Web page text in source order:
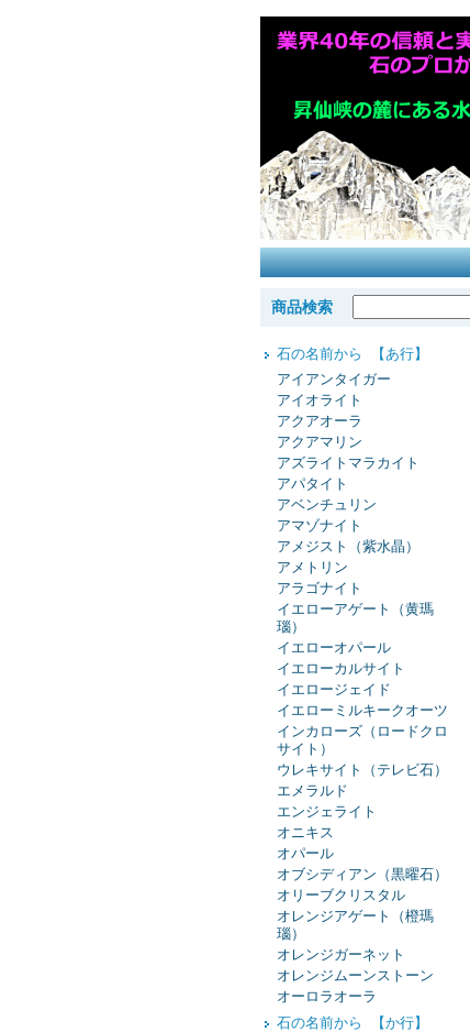
商品検索
石の名前から 【あ行】
アイアンタイガー
アイオライト
アクアオーラ
アクアマリン
アズライトマラカイト
アパタイト
アベンチュリン
アマゾナイト
アメジスト（紫水晶）
アメトリン
アラゴナイト
イエローアゲート（黄瑪
瑙）
イエローオパール
イエローカルサイト
イエロージェイド
イエローミルキークオーツ
インカローズ（ロードクロ
サイト）
ウレキサイト（テレビ石）
エメラルド
エンジェライト
オニキス
オパール
オブシディアン（黒曜石）
オリーブクリスタル
オレンジアゲート（橙瑪
瑙）
オレンジガーネット
オレンジムーンストーン
オーロラオーラ
石の名前から 【か行】